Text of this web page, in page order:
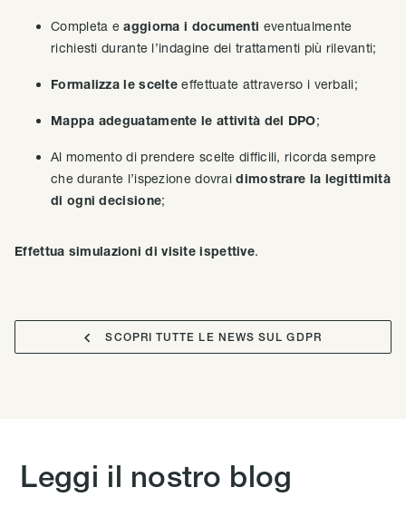
Completa eaggiorna i documenti eventualmente
richiesti durante l’indagine dei trattamenti più rilevanti;
Formalizza le scelte effettuate attraverso i verbali;
Mappa adeguatamente le attività del DPO;
Al momento di prendere scelte difficili, ricorda sempre
che durante l’ispezione dovraidimostrare la legittimità
di ogni decisione;
Effettua simulazioni di visite ispettive.
 SCOPRI TUTTE LE NEWS SUL GDPR
Leggi il nostro blog